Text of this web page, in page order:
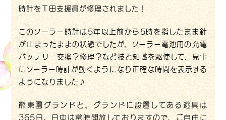
時計をＴ田支援員が修理されました！
このソーラー時計は5年以上前から5時を指したまま針
が止まったままの状態でしたが、ソーラー電池用の充電
バッテリー交換？修理？など技と知識を駆使して、見事
にソーラー時計が動くようになり正確な時間を表示する
ようになりました♪
熊東園グランドと、グランドに設置してある遊具は
365日、日中は常時開放しておりますので、ご自由に